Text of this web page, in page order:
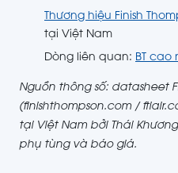
Thương hiệu Finish
tại Việt Nam
Dòng liên quan: BT cao
Nguồn thông số: datasheet
(finishthompson.com /
tại Việt Nam bởi Thái
phụ tùng và báo giá.